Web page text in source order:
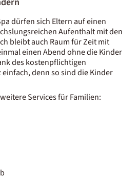
dürfen sich Eltern auf einen
Aufenthalt mit den
bleibt auch Raum für Zeit mit
einen Abend ohne die Kinder
des kostenpflichtigen
einfach, denn so sind die Kinder
Services für Familien: